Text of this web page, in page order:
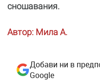
сношавания.
Автор: Мила А.
Добави ни в
Google